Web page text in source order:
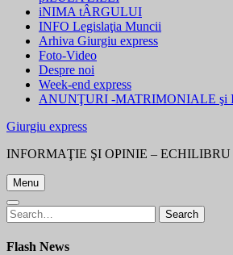
iNIMA tÂRGULUI
INFO Legislaţia Muncii
Arhiva Giurgiu express
Foto-Video
Despre noi
Week-end express
ANUNŢURI -MATRIMONIALE şi
Giurgiu express
INFORMAŢIE ŞI OPINIE –
Menu
Search
for:
Search
Flash News